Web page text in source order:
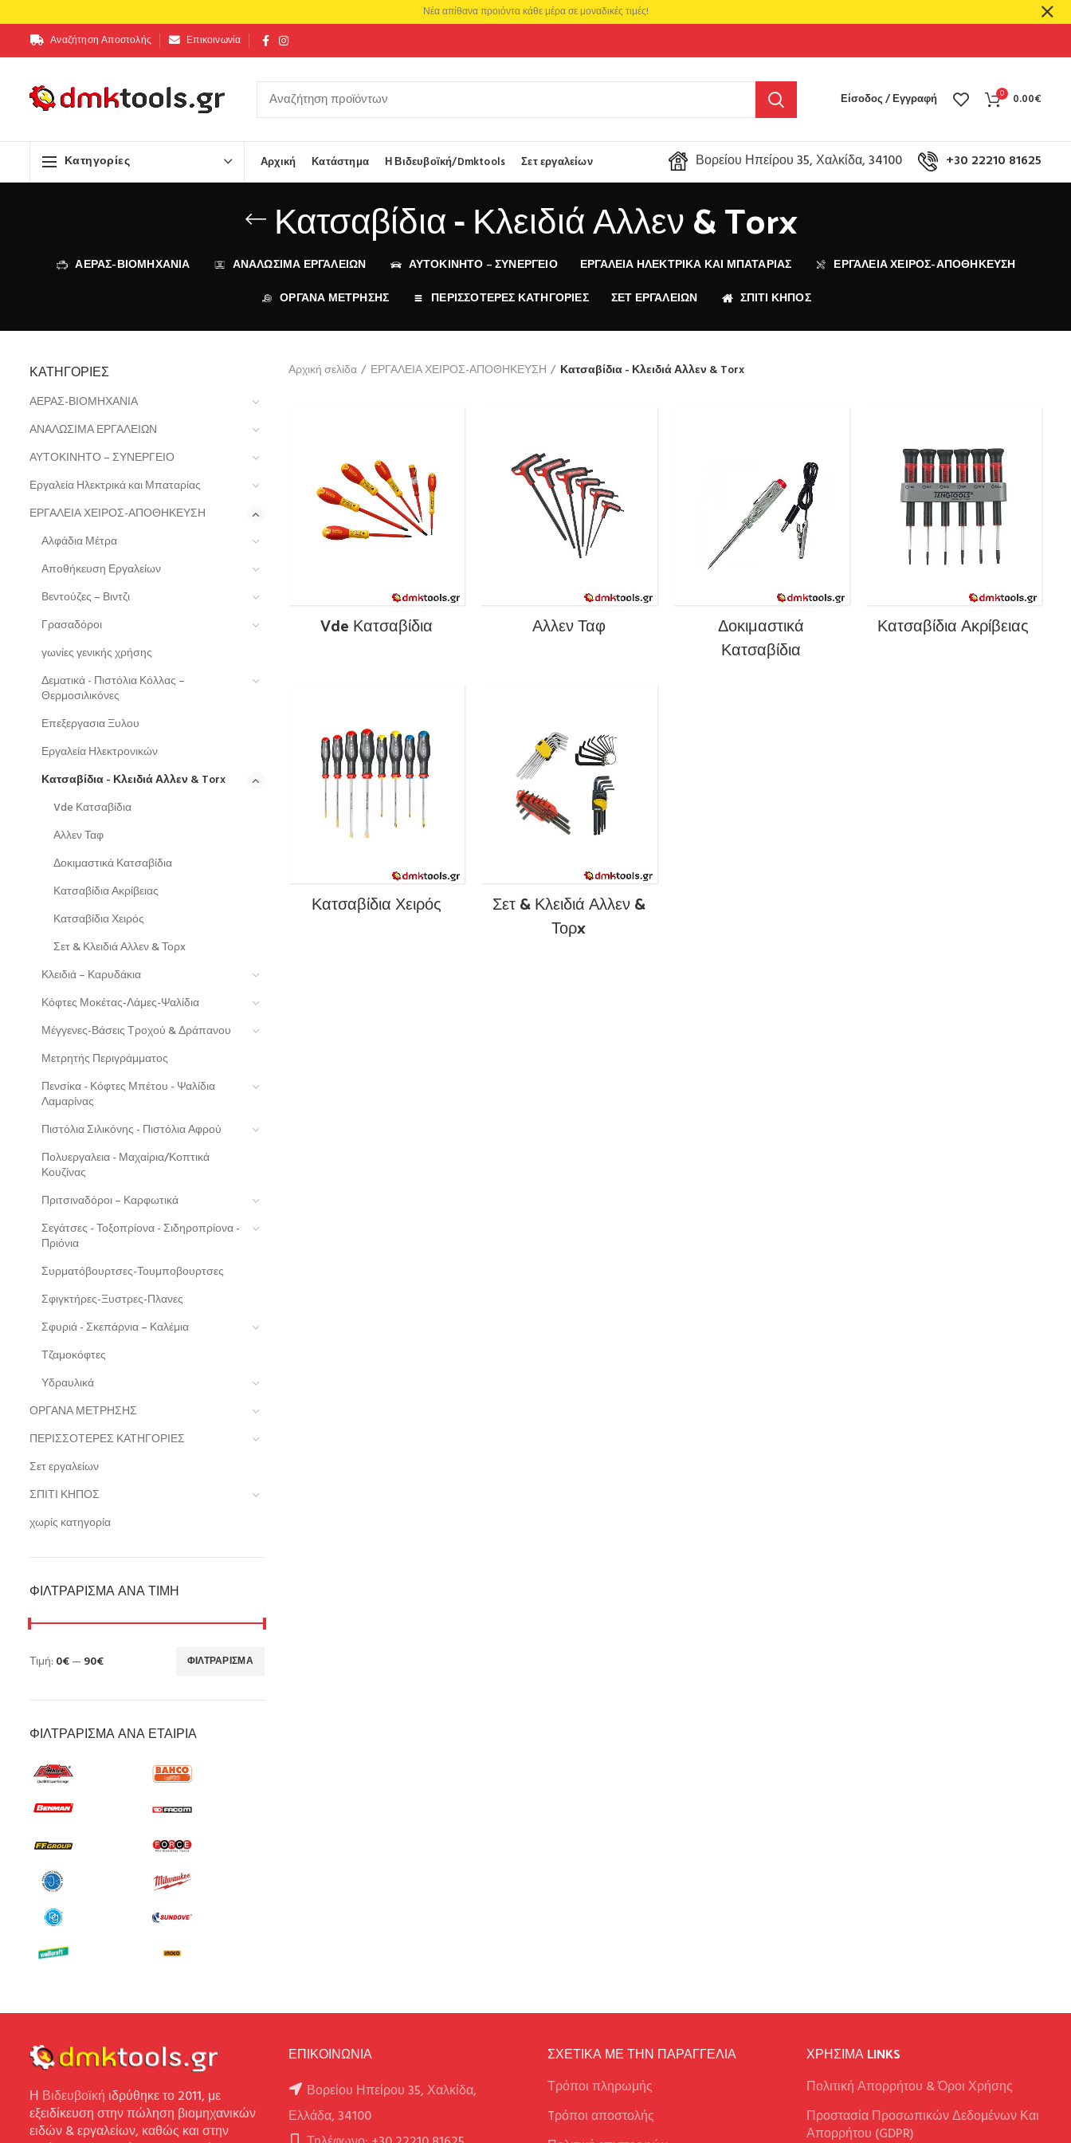
Αναζήτηση Αποστολής Επικοινωνία
Είσοδος / Εγγραφή 0 0.00€
Κατηγορίες Αρχική Κατάστημα Η Βιδευβοϊκή/Dmktools Σετ εργαλείων Βορείου Ηπείρου 35, Χαλκίδα, 34100 +30 22210 81625
Κατσαβίδια - Κλειδιά Αλλεν & Torx
ΑΕΡΑΣ-ΒΙΟΜΗΧΑΝΙΑ ΑΝΑΛΩΣΙΜΑ ΕΡΓΑΛΕΙΩΝ ΑΥΤΟΚΙΝΗΤΟ – ΣΥΝΕΡΓΕΙΟ ΕΡΓΑΛΕΊΑ ΗΛΕΚΤΡΙΚΆ ΚΑΙ ΜΠΑΤΑΡΊΑΣ
ΕΡΓΑΛΕΙΑ ΧΕΙΡΟΣ-ΑΠΟΘΗΚΕΥΣΗ
ΟΡΓΑΝΑ ΜΕΤΡΗΣΗΣ
ΠΕΡΙΣΣΟΤΕΡΕΣ ΚΑΤΗΓΟΡΙΕΣ ΣΕΤ ΕΡΓΑΛΕΊΩΝ ΣΠΙΤΙ ΚΗΠΟΣ
ΚΑΤΗΓΟΡΊΕΣ
ΑΕΡΑΣ-ΒΙΟΜΗΧΑΝΙΑ
ΑΝΑΛΩΣΙΜΑ ΕΡΓΑΛΕΙΩΝ
ΑΥΤΟΚΙΝΗΤΟ – ΣΥΝΕΡΓΕΙΟ
Εργαλεία Ηλεκτρικά και Μπαταρίας
ΕΡΓΑΛΕΙΑ ΧΕΙΡΟΣ-ΑΠΟΘΗΚΕΥΣΗ
Αλφάδια Μέτρα
Αποθήκευση Εργαλείων
Βεντούζες – Βιντζι
Γρασαδόροι
γωνίες γενικής χρήσης
Δεματικά - Πιστόλια Κόλλας –
Θερμοσιλικόνες
Επεξεργασια Ξυλου
Εργαλεία Ηλεκτρονικών
Κατσαβίδια - Κλειδιά Αλλεν & Torx
Vde Κατσαβίδια
Αλλεν Ταφ
Δοκιμαστικά Κατσαβίδια
Κατσαβίδια Ακρίβειας
Κατσαβίδια Χειρός
Σετ & Κλειδιά Αλλεν & Τορx
Κλειδιά – Καρυδάκια
Κόφτες Μοκέτας-Λάμες-Ψαλίδια
Μέγγενες-Βάσεις Τροχού & Δράπανου
Μετρητής Περιγράμματος
Πενσίκα - Κόφτες Μπέτου - Ψαλίδια
Λαμαρίνας
Πιστόλια Σιλικόνης - Πιστόλια Αφρού
Πολυεργαλεια - Μαχαίρια/Κοπτικά
Κουζίνας
Πριτσιναδόροι – Καρφωτικά
Σεγάτσες - Τοξοπρίονα - Σιδηροπρίονα -
Πριόνια
Συρματόβουρτσες-Τουμποβουρτσες
Σφιγκτήρες-Ξυστρες-Πλανες
Σφυριά - Σκεπάρνια – Καλέμια
Τζαμοκόφτες
Υδραυλικά
ΟΡΓΑΝΑ ΜΕΤΡΗΣΗΣ
ΠΕΡΙΣΣΟΤΕΡΕΣ ΚΑΤΗΓΟΡΙΕΣ
Σετ εργαλείων
ΣΠΙΤΙ ΚΗΠΟΣ
χωρίς κατηγορία
ΦΙΛΤΡΆΡΙΣΜΑ ΑΝΆ ΤΙΜΉ
ΦΙΛΤΡΆΡΙΣΜΑ
Τιμή: 0€— 90€
ΦΙΛΤΡΆΡΙΣΜΑ ΑΝΆ ΕΤΑΙΡΊΑ
Αρχική σελίδα ΕΡΓΑΛΕΙΑ ΧΕΙΡΟΣ-ΑΠΟΘΗΚΕΥΣΗ Κατσαβίδια - Κλειδιά Αλλεν & Torx
Vde Κατσαβίδια Αλλεν Ταφ
Δοκιμαστικά
Κατσαβίδια
Κατσαβίδια Ακρίβειας
Κατσαβίδια Χειρός
Σετ & Κλειδιά Αλλεν &
Τορx
Η Βιδευβοϊκή ιδρύθηκε το 2011, με
εξειδίκευση στην πώληση βιομηχανικών
ειδών & εργαλείων, καθώς και στην
ΕΠΙΚΟΙΝΩΝΙΑ
Βορείου Ηπείρου 35, Χαλκίδα,
Ελλάδα, 34100
ΣΧΕΤΙΚΑ ΜΕ ΤΗΝ ΠΑΡΑΓΓΕΛΙΑ
Τρόποι πληρωμής
Tρόποι αποστολής
ΧΡΉΣΙΜΑ LINKS
Πολιτική Απορρήτου & Όροι Χρήσης
Προστασία Προσωπικών Δεδομένων Και
Απορρήτου (GDPR)
Νέα απίθανα προιόντα κάθε μέρα σε μοναδικές τιμές!